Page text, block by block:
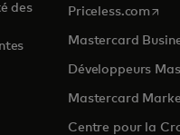
des
nouvel onglet
Priceless.com
Mastercard
Développeurs
Mastercard
Centre pour la